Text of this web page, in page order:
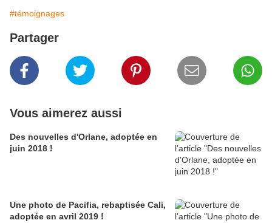
#témoignages
Partager
Vous aimerez aussi
Des nouvelles d'Orlane, adoptée en
juin 2018 !
Une photo de Pacifia, rebaptisée Cali,
adoptée en avril 2019 !